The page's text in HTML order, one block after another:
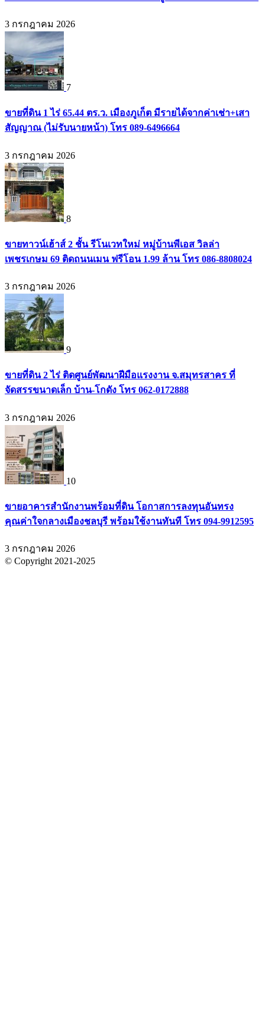
3 กรกฎาคม 2026
7
ขายที่ดิน 1 ไร่ 65.44 ตร.ว. เมืองภูเก็ต มีรายได้จากค่าเช่า+เสา
สัญญาณ (ไม่รับนายหน้า) โทร 089-6496664
3 กรกฎาคม 2026
8
ขายทาวน์เฮ้าส์ 2 ชั้น รีโนเวทใหม่ หมู่บ้านพีเอส วิลล่า
เพชรเกษม 69 ติดถนนเมน ฟรีโอน 1.99 ล้าน โทร 086-8808024
3 กรกฎาคม 2026
9
ขายที่ดิน 2 ไร่ ติดศูนย์พัฒนาฝีมือแรงงาน จ.สมุทรสาคร ที่
จัดสรรขนาดเล็ก บ้าน-โกดัง โทร 062-0172888
3 กรกฎาคม 2026
10
ขายอาคารสำนักงานพร้อมที่ดิน โอกาสการลงทุนอันทรง
คุณค่าใจกลางเมืองชลบุรี พร้อมใช้งานทันที โทร 094-9912595
3 กรกฎาคม 2026
© Copyright 2021-2025